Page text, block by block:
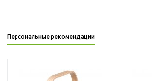
Персональные рекомендации